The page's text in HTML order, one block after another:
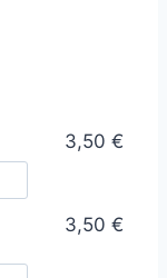
3,50 €
3,50 €